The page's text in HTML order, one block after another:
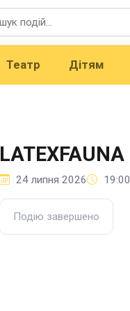
Театр Дітям
LATEXFAUNA
24 липня 2026 19:00
Подію завершено